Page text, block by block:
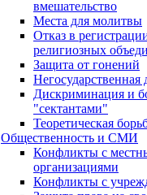
вмешательство
Места для молитвы
Отказ в
религиозных
Защита от гонений
Дискриминация и
"сектантами"
Теоретическая
Общественность и СМИ
Конфликты с
организациями
Конфликты с